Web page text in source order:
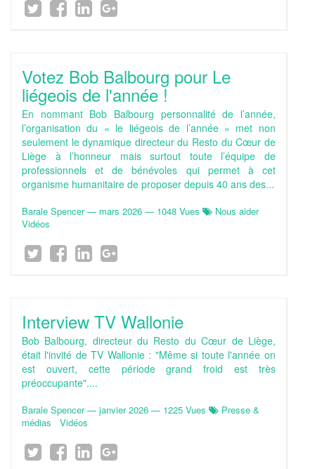
Votez Bob Balbourg pour Le
liégeois de l'année !
En nommant Bob Balbourg personnalité de l’année,
l’organisation du « le liégeois de l’année » met non
seulement le dynamique directeur du Resto du Cœur de
Liège à l’honneur mais surtout toute l’équipe de
professionnels et de bénévoles qui permet à cet
organisme humanitaire de proposer depuis 40 ans des...
Barale Spencer— mars 2026 — 1048 Vues
Nous aider
Vidéos
Interview TV Wallonie
Bob Balbourg, directeur du Resto du Cœur de Liège,
était l'invité de TV Wallonie : "Même si toute l'année on
est ouvert, cette période grand froid est très
préoccupante"....
Barale Spencer— janvier 2026 — 1225 Vues
Presse &
médias
Vidéos